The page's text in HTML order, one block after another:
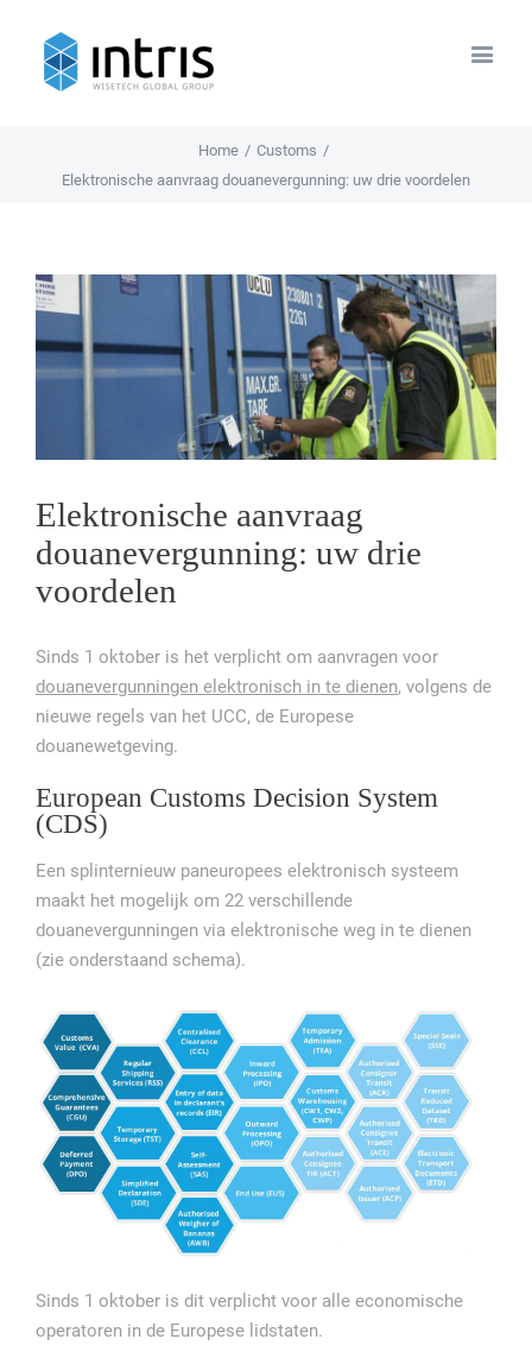
Home / Customs /
Elektronische aanvraag douanevergunning: uw drie voordelen
View
Larger
Image
Elektronische aanvraag
douanevergunning: uw drie
voordelen
Sinds 1 oktober is het verplicht om aanvragen voor
douanevergunningen elektronisch in te dienen, volgens de
nieuwe regels van het UCC, de Europese
douanewetgeving.
European Customs Decision System
(CDS)
Een splinternieuw paneuropees elektronisch systeem
maakt het mogelijk om 22 verschillende
douanevergunningen via elektronische weg in te dienen
(zie onderstaand schema).
Sinds 1 oktober is dit verplicht voor alle economische
operatoren in de Europese lidstaten.